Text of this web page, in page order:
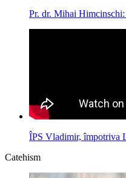
Pr. dr. Mihai
ÎPS Vladimir, împotriva
Catehism